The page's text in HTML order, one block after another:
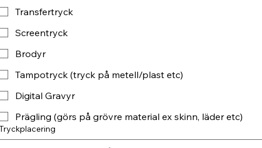
Transfertryck
Screentryck
Brodyr
Tampotryck (tryck på metell/plast etc)
Digital Gravyr
Prägling (görs på grövre material ex skinn, läder etc)